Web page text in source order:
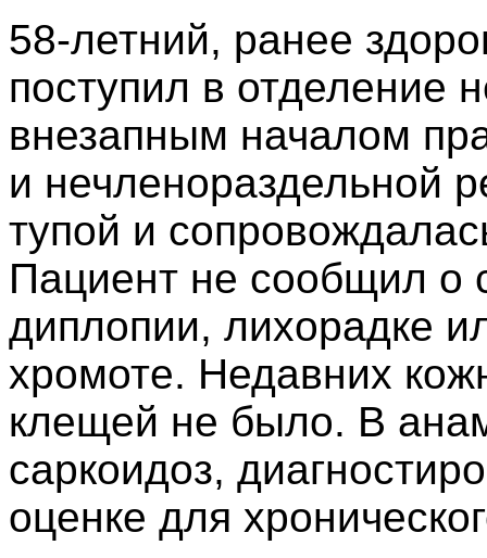
58-летний, ранее
поступил в отделение
внезапным началом
и нечленораздельной
тупой и
Пациент не сообщил о
диплопии, лихорадке
хромоте. Недавних
клещей не было. В
саркоидоз,
оценке для